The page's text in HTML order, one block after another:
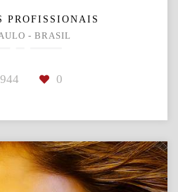
PROFISSIONAIS
- BRASIL
0